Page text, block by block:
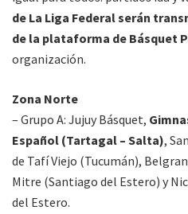
de La Liga Federal serán
de la plataforma de Básquet
organización.
Zona Norte
– Grupo A: Jujuy Básquet,
Español (Tartagal – Salta),
de Tafí Viejo (Tucumán),
Mitre (Santiago del Estero) y
del Estero.